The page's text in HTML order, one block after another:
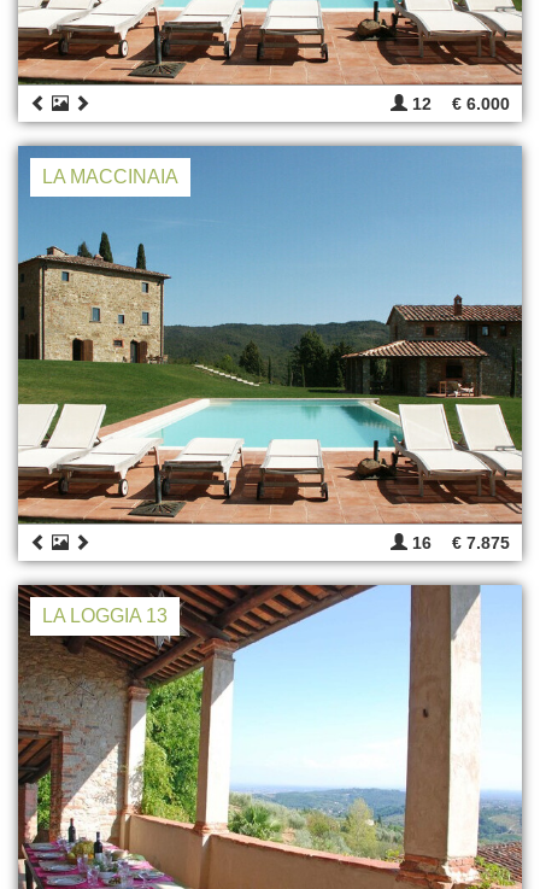
12 € 6.000
LA MACCINAIA
16 € 7.875
LA LOGGIA 13